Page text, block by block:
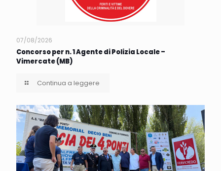
07/08/2026
Concorso per n. 1 Agente di Polizia Locale –
Vimercate (MB)
Continua a leggere